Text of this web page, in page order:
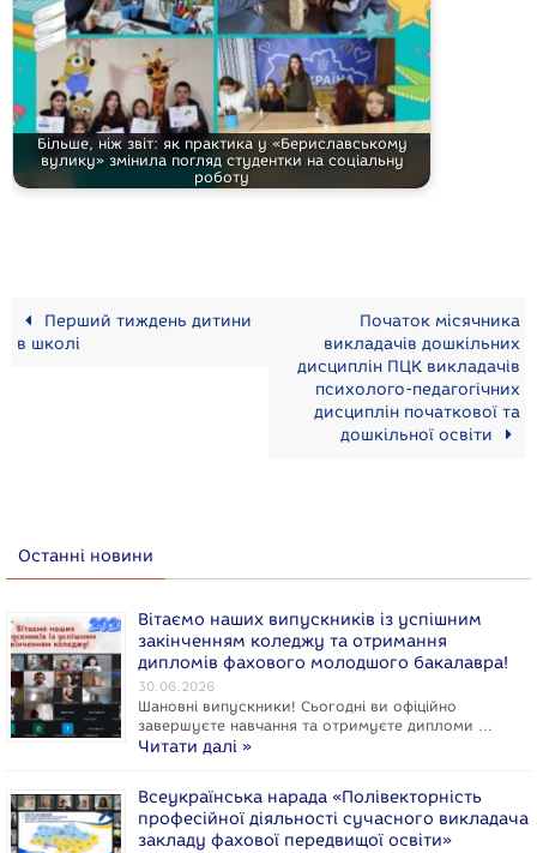
Більше, ніж звіт: як практика у «Бериславському
вулику» змінила погляд студентки на соціальну
роботу
Перший тиждень дитини
в школі
Початок місячника
викладачів дошкільних
дисциплін ПЦК викладачів
психолого-педагогічних
дисциплін початкової та
дошкільної освіти
Останні новини
Вітаємо наших випускників із успішним
закінченням коледжу та отримання
дипломів фахового молодшого бакалавра!
30.06.2026
Шановні випускники! Сьогодні ви офіційно
завершуєте навчання та отримуєте дипломи …
Читати далі »
Всеукраїнська нарада «Полівекторність
професійної діяльності сучасного викладача
закладу фахової передвищої освіти»